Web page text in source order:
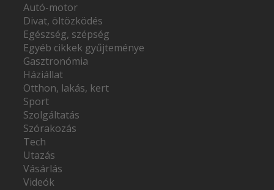
Autó-motor
Divat, öltözködés
Egészség, szépség
Egyéb cikkek gyűjteménye
Gasztronómia
Háziállat
Otthon, lakás, kert
Sport
Szolgáltatás
Szórakozás
Tech
Utazás
Vásárlás
Videók